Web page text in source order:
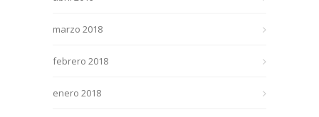
marzo 2018
febrero 2018
enero 2018